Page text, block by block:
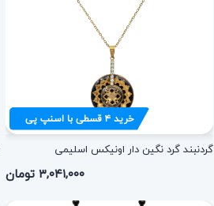
خرید۴قسطی با اسنپ پی
گردنبند گرد نگین دار اونیکس اسلیمی
۳,۰۴۱,۰۰۰ تومان